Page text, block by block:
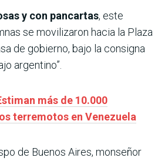
y con pancartas, este
se movilizaron hacia la Plaza
de gobierno, bajo la consigna
argentino”.
más de 10.000
terremotos en Venezuela
de Buenos Aires, monseñor